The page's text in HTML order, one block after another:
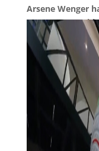
Arsene Wenger
momento
tcnico francs y
ftbol de la FIFA,
considera que la
nunca por el
reuniones que
inters del ftbol
una vuelta de
todo cambio en
decisin definitiva,